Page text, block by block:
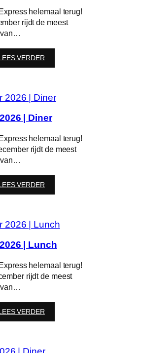
helemaal terug!
rijdt de meest
van…
VERDER:
8
|
Lunch
| Diner
helemaal terug!
rijdt de meest
van…
VERDER:
19
|
Diner
| Lunch
helemaal terug!
rijdt de meest
van…
VERDER:
20
|